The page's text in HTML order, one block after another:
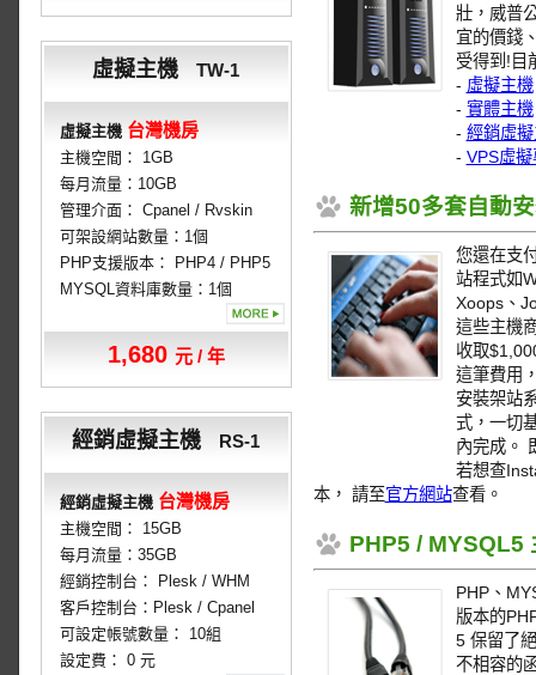
虛擬主機 TW-1
虛擬主機 台灣機房
主機空間： 1GB
每月流量：10GB
管理介面： Cpanel / Rvskin
可架設網站數量：1個
PHP支援版本： PHP4 / PHP5
MYSQL資料庫數量：1個
1,680 元 / 年
經銷虛擬主機 RS-1
經銷虛擬主機 台灣機房
主機空間： 15GB
每月流量：35GB
經銷控制台： Plesk / WHM
客戶控制台：Plesk / Cpanel
可設定帳號數量： 10組
設定費： 0 元
壯，威普
宜的價錢
受得到!目
- 虛擬主機
- 實體主機
- 經銷虛
- VPS虛
新增50多套自動
您還在支
站程式如
Xoops、
這些主機
收取
這筆費用
安裝架站
式，一切
內完成。
若想查
本， 請至官方網站查看。
PHP5 / MYSQL5
PHP、
版本的
5 保留了
不相容的